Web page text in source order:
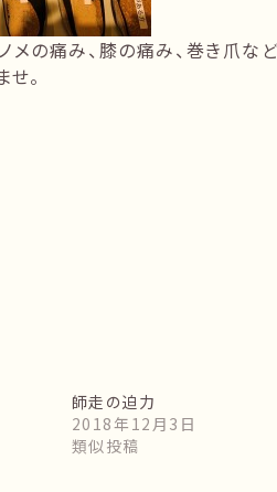
メの痛み、膝の痛み、巻き爪な
。
師走の迫力
2018年12月3日
類似投稿